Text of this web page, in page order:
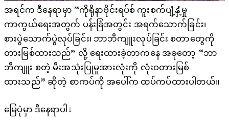
အရင်က ဒီနေရာမှာ “ကိုရိုနာဗိုင်းရပ်စ် ကူးစက်ပျံ့နှံ့မှု
ကာကွယ်ရေးအတွက် ပန်းခြံအတွင်း အရက်သောက်ခြင်း၊
စားပွဲသောက်ပွဲလုပ်ခြင်း၊ ဘာဘီကျူးလုပ်ခြင်း စတာတွေကို
တားမြစ်ထားသည်” လို့ ရေးထားခဲ့တာကနေ အခုတော့ “ဘာ
ဘီကျူး စတဲ့ မီးအသုံးပြုမှုအားလုံးကို လုံးဝတားမြစ်
ထားသည်” ဆိုတဲ့ စာကပ်ကို အပေါ်က ထပ်ကပ်ထားပါတယ်။
မြေပုံမှာ ဒီနေရာပါ↓